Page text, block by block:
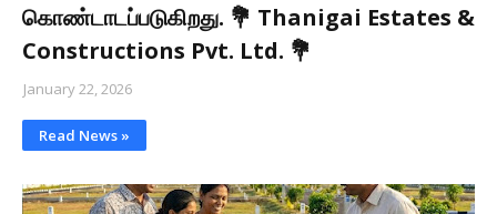
கொண்டாடப்படுகிறது. 💐 Thanigai Estates &
Constructions Pvt. Ltd. 💐
January 22, 2026
Read News »